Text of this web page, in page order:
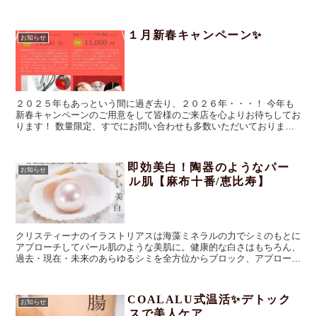
お知らせ １月新春キャンペーン✨
２０２５年もあっという間に過ぎ去り、２０２６年・・・！ 今年も
新春キャンペーンのご用意をして皆様のご来店を心よりお待ちしてお
ります！ 数量限定、すでにお問い合わせも多数いただいております
お知らせ
即効美白！陶器のようなパー
ル肌【麻布十番/恵比寿】
クリスティーナのイラストリアスは海藻ミネラルの力でシミのもとに
アプローチしてパール肌のような美肌に。健康的な白さはもちろん、
過去・現在・未来のあらゆるシミを全方位からブロック、アプローチ
お知らせ
COALALU式温活✨デトック